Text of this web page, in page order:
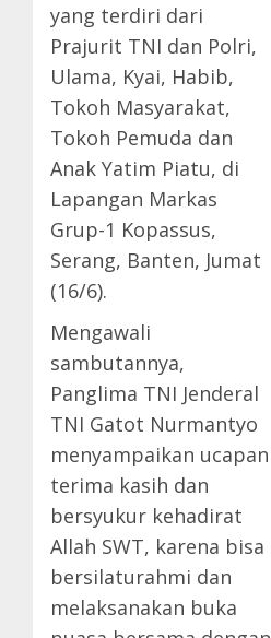
yang terdiri dari
Prajurit TNI dan Polri,
Ulama, Kyai, Habib,
Tokoh Masyarakat,
Tokoh Pemuda dan
Anak Yatim Piatu, di
Lapangan Markas
Grup-1 Kopassus,
Serang, Banten, Jumat
(16/6).
Mengawali
sambutannya,
Panglima TNI Jenderal
TNI Gatot Nurmantyo
menyampaikan ucapan
terima kasih dan
bersyukur kehadirat
Allah SWT, karena bisa
bersilaturahmi dan
melaksanakan buka